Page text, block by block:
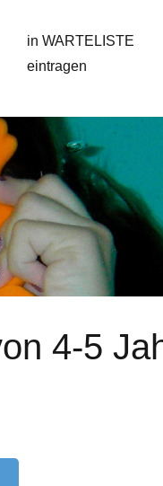
in WARTELISTE
eintragen
4-5